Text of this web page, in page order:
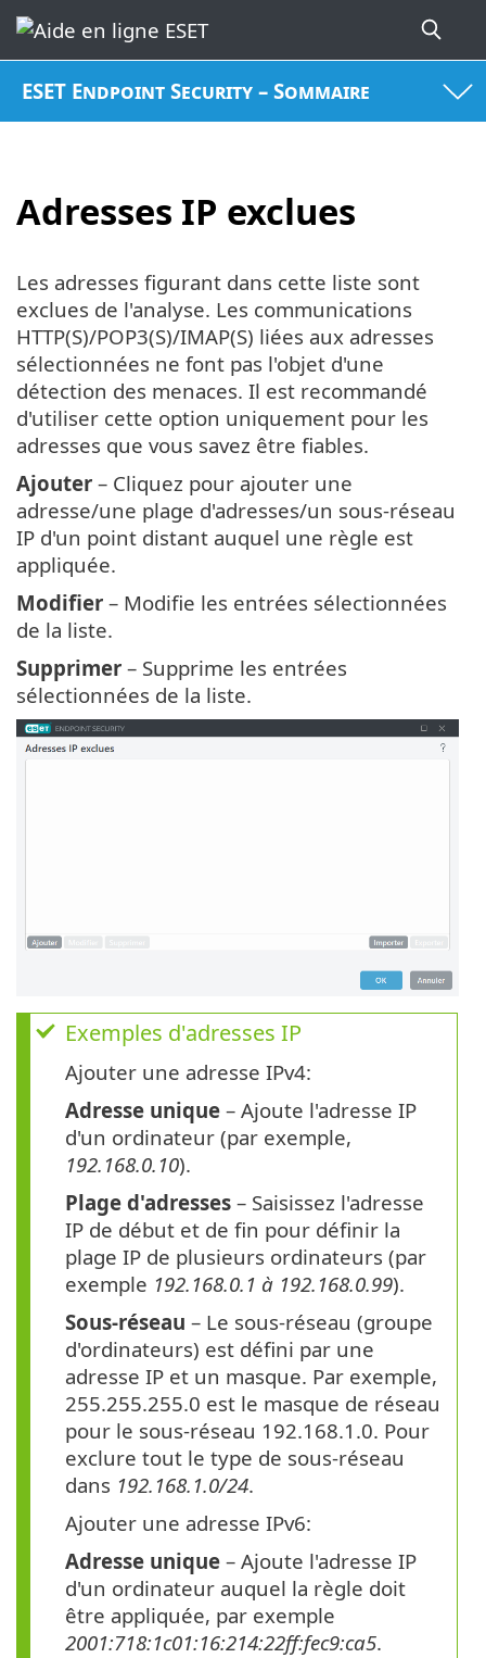
ESET Endpoint Security – Sommaire
Adresses IP exclues
Les adresses figurant dans cette liste sont
exclues de l'analyse. Les communications
HTTP(S)/POP3(S)/IMAP(S) liées aux adresses
sélectionnées ne font pas l'objet d'une
détection des menaces. Il est recommandé
d'utiliser cette option uniquement pour les
adresses que vous savez être fiables.
Ajouter – Cliquez pour ajouter une
adresse/une plage d'adresses/un sous-réseau
IP d'un point distant auquel une règle est
appliquée.
Modifier – Modifie les entrées sélectionnées
de la liste.
Supprimer – Supprime les entrées
sélectionnées de la liste.
Exemples d'adresses IP
Ajouter une adresse IPv4:
Adresse unique – Ajoute l'adresse IP
d'un ordinateur (par exemple,
192.168.0.10).
Plage d'adresses – Saisissez l'adresse
IP de début et de fin pour définir la
plage IP de plusieurs ordinateurs (par
exemple 192.168.0.1 à 192.168.0.99).
Sous-réseau – Le sous-réseau (groupe
d'ordinateurs) est défini par une
adresse IP et un masque. Par exemple,
255.255.255.0 est le masque de réseau
pour le sous-réseau 192.168.1.0. Pour
exclure tout le type de sous-réseau
dans 192.168.1.0/24.
Ajouter une adresse IPv6:
Adresse unique – Ajoute l'adresse IP
d'un ordinateur auquel la règle doit
être appliquée, par exemple
2001:718:1c01:16:214:22ff:fec9:ca5.